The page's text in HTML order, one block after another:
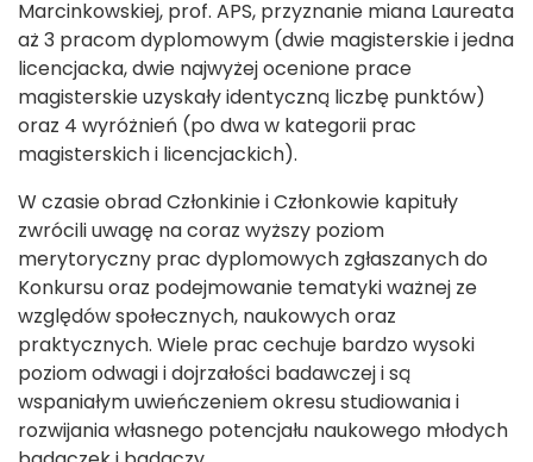
Marcinkowskiej, prof. APS, przyznanie miana Laureata
aż 3 pracom dyplomowym (dwie magisterskie i jedna
licencjacka, dwie najwyżej ocenione prace
magisterskie uzyskały identyczną liczbę punktów)
oraz 4 wyróżnień (po dwa w kategorii prac
magisterskich i licencjackich).
W czasie obrad Członkinie i Członkowie kapituły
zwrócili uwagę na coraz wyższy poziom
merytoryczny prac dyplomowych zgłaszanych do
Konkursu oraz podejmowanie tematyki ważnej ze
względów społecznych, naukowych oraz
praktycznych. Wiele prac cechuje bardzo wysoki
poziom odwagi i dojrzałości badawczej i są
wspaniałym uwieńczeniem okresu studiowania i
rozwijania własnego potencjału naukowego młodych